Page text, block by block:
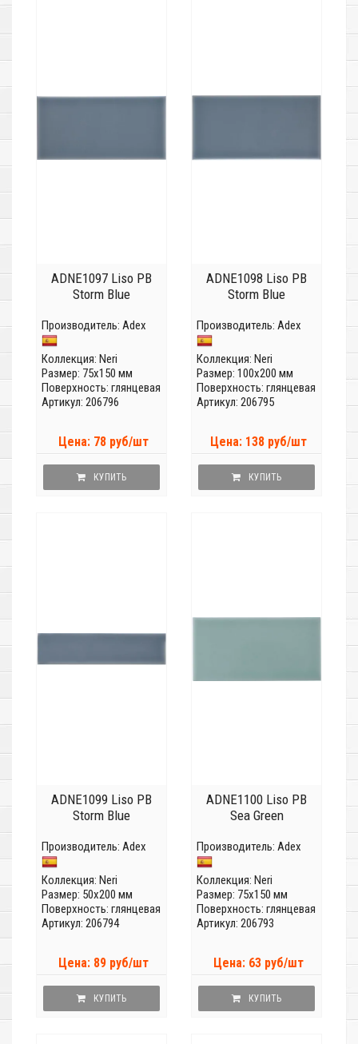
ADNE1097 Liso PB
Storm Blue
Производитель: Adex
Коллекция: Neri
Размер: 75x150 мм
Поверхность: глянцевая
Артикул: 206796
Цена: 78 руб/шт
КУПИТЬ
ADNE1098 Liso PB
Storm Blue
Производитель: Adex
Коллекция: Neri
Размер: 100x200 мм
Поверхность: глянцевая
Артикул: 206795
Цена: 138 руб/шт
КУПИТЬ
ADNE1099 Liso PB
Storm Blue
Производитель: Adex
Коллекция: Neri
Размер: 50x200 мм
Поверхность: глянцевая
Артикул: 206794
Цена: 89 руб/шт
КУПИТЬ
ADNE1100 Liso PB
Sea Green
Производитель: Adex
Коллекция: Neri
Размер: 75x150 мм
Поверхность: глянцевая
Артикул: 206793
Цена: 63 руб/шт
КУПИТЬ